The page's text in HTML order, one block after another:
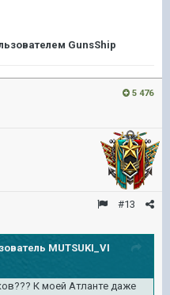
GunsShip
5 476
#13
MUTSUKI_VI
К моей Атланте даже